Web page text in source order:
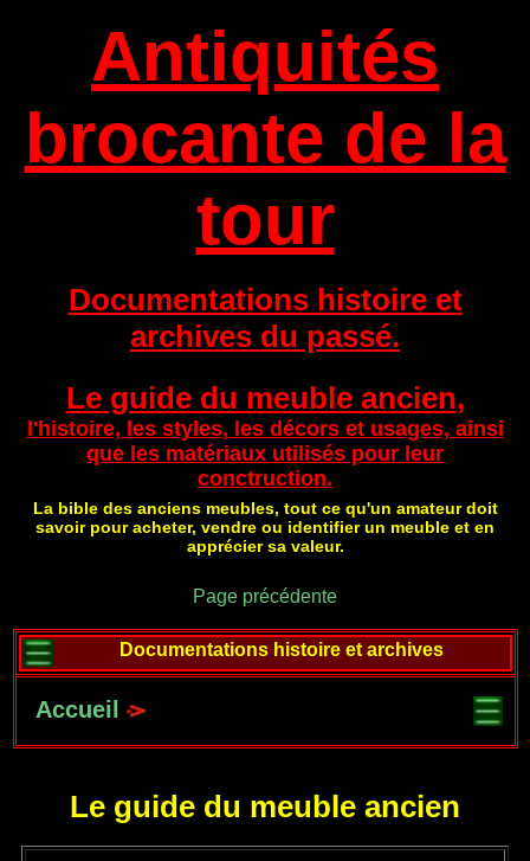
Antiquités
brocante de la
tour
Documentations histoire et
archives du passé.
Le guide du meuble ancien,
l'histoire, les styles, les décors et usages, ainsi
que les matériaux utilisés pour leur
conctruction.
La bible des anciens meubles, tout ce qu'un amateur doit
savoir pour acheter, vendre ou identifier un meuble et en
apprécier sa valeur.
Page précédente
Documentations histoire et archives
Accueil
Le guide du meuble ancien